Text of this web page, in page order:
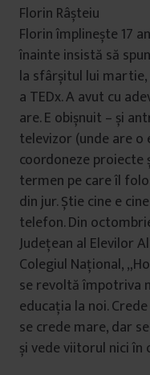
Florin Râșteiu
Florin împlinește 17
înainte insistă să
la sfârșitul lui
a TEDx. A avut cu
are. E obișnuit – și
televizor (unde are o
coordoneze proiecte
termen pe care îl
din jur. Știe cine e
telefon. Din
Județean al Elevilor
Colegiul Național,
se revoltă împotriva
educația la noi.
se crede mare, dar
și vede viitorul nici în